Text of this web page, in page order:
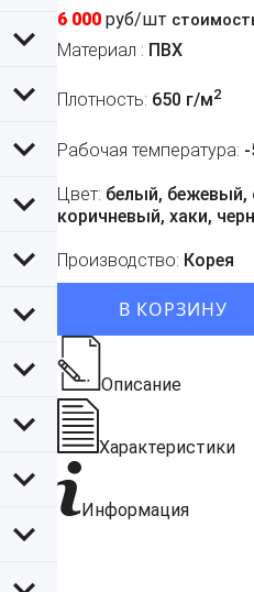
6 000 руб/шт
Материал : ПВХ
Плотность: 650 г/м2
Рабочая температура:
Цвет: белый, бежевый,
коричневый, хаки,
Производство: Корея
В КОРЗИНУ
Описание
Характеристики
Информация